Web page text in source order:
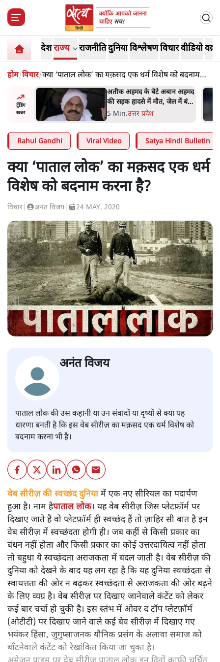
देशराज्य राजनीतिदुनियाविश्लेषणविचारवीडियो
होम/विचार/क्या ‘पाताल लोक’ का मक़सद एक धर्म विशेष को बदनाम
करना है?
ट्रेंडिंग
ख़बर
अहमद
में बंद
शेख हसीना की प्रेस कॉन्फ्रेंस में
शामिल हुए क्रिकेटर शाकिब अल
हसन के घर पर पेट्रोल बम से हमला
5 Min.दुनिया
Rahul Gandhi Viral Video Satya Hindi Bulletin
क्या ‘पाताल लोक’ का मक़सद एक धर्म
विशेष को बदनाम करना है?
विचार अनंत विजय| 24 MAY, 2020
अनंत विजय
पाताल लोक की उस कहानी या उन संवादों या दृष्यों से क्या यह
धारणा बनती है कि इस वेब सीरीज़ का मक़सद एक धर्म विशेष को
बदनाम करना भी है।
वेब सीरीज़ की स्वच्छंद दुनियामें एक नए सीरियल का पदार्पण
हुआ है। नाम हैपाताल लोक। यह वेब सीरीज़ जिस प्लेटफ़ॉर्म पर
दिखाए जाते हैं वो प्लेटफ़ॉर्म ही स्वच्छंद हैं तो ज़ाहिर सी बात है इन
वेब सीरीज़ में स्वच्छंदता होगी ही। जब कहीं से किसी प्रकार का
बंधन नहीं होता और किसी प्रकार का कोई उत्तरदायित्व नहीं होता
तो बहुधा ये स्वच्छंदता अराजकता में बदल जाती है। वेब सीरीज़ की
दुनिया को देखने के बाद यह लग रहा है कि यह दुनिया स्वच्छंदता से
स्वायत्तता की ओर न बढ़कर स्वच्छंदता से अराजकता की ओर बढ़ने
के लिए व्यग्र है। वेब सीरीज़ पर दिखाए जानेवाले कंटेंट को लेकर
कई बार चर्चा हो चुकी है। इस स्तंभ में ओवर द टॉप प्लेटफ़ॉर्म
(ओटीटी) पर दिखाए जाने वाले कई बेव सीरीज़ में दिखाए गए
भयंकर हिंसा, जुगुप्साजनक यौनिक प्रसंग के अलावा समाज को
बाँटनेवाले कंटेंट को रेखांकित किया जा चुका है।